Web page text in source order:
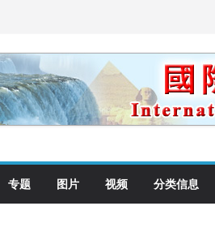
专题 图片 视频 分类信息